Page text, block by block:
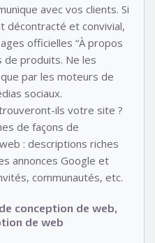
avec vos clients. Si
décontracté et convivial,
officielles “À propos
de produits. Ne les
par les moteurs de
sociaux.
ils votre site ?
de façons de
: descriptions riches
annonces Google et
communautés, etc.
conception de web,
de web